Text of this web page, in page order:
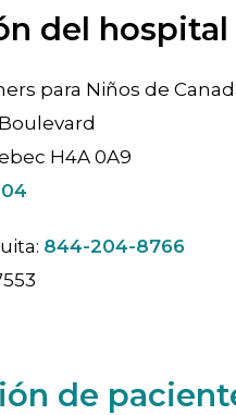
del hospital
para Niños de
H4A 0A9
844-204-8766
de